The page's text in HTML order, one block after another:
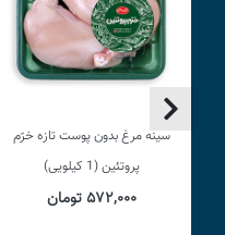
سینه مرغ بدون پوست تازه خرّم
پروتئین (1 کیلویی)
۵۷۲,۰۰۰ تومان